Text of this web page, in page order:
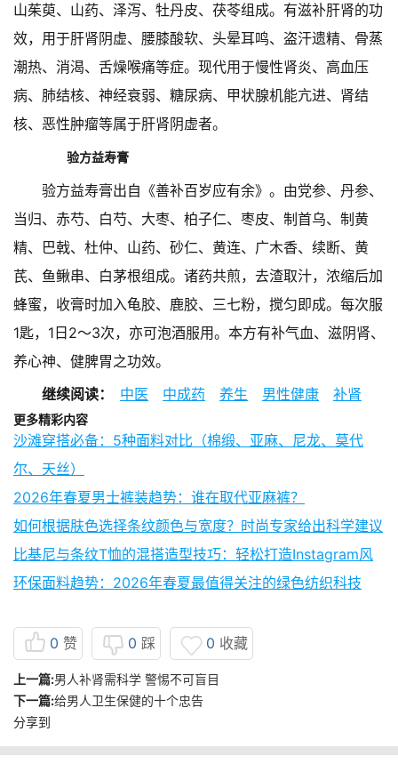
山茱萸、山药、泽泻、牡丹皮、茯苓组成。有滋补肝肾的功
效，用于肝肾阴虚、腰膝酸软、头晕耳鸣、盗汗遗精、骨蒸
潮热、消渴、舌燥喉痛等症。现代用于慢性肾炎、高血压
病、肺结核、神经衰弱、糖尿病、甲状腺机能亢进、肾结
核、恶性肿瘤等属于肝肾阴虚者。
验方益寿膏
验方益寿膏出自《善补百岁应有余》。由党参、丹参、
当归、赤芍、白芍、大枣、柏子仁、枣皮、制首乌、制黄
精、巴戟、杜仲、山药、砂仁、黄连、广木香、续断、黄
芪、鱼鳅串、白茅根组成。诸药共煎，去渣取汁，浓缩后加
蜂蜜，收膏时加入龟胶、鹿胶、三七粉，搅匀即成。每次服
1匙，1日2～3次，亦可泡酒服用。本方有补气血、滋阴肾、
养心神、健脾胃之功效。
继续阅读：
中医 中成药 养生 男性健康 补肾
更多精彩内容
沙滩穿搭必备：5种面料对比（棉缎、亚麻、尼龙、莫代
尔、天丝）
2026年春夏男士裤装趋势：谁在取代亚麻裤？
如何根据肤色选择条纹颜色与宽度？时尚专家给出科学建议
比基尼与条纹T恤的混搭造型技巧：轻松打造Instagram风
环保面料趋势：2026年春夏最值得关注的绿色纺织科技
0 赞 0 踩 0 收藏
上一篇:男人补肾需科学 警惕不可盲目
下一篇:给男人卫生保健的十个忠告
分享到